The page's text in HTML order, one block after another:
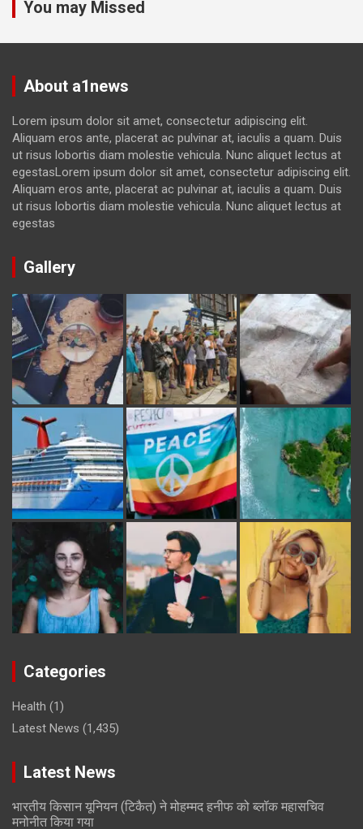
You may Missed
About a1news
Lorem ipsum dolor sit amet, consectetur adipiscing elit.
Aliquam eros ante, placerat ac pulvinar at, iaculis a quam. Duis
ut risus lobortis diam molestie vehicula. Nunc aliquet lectus at
egestasLorem ipsum dolor sit amet, consectetur adipiscing elit.
Aliquam eros ante, placerat ac pulvinar at, iaculis a quam. Duis
ut risus lobortis diam molestie vehicula. Nunc aliquet lectus at
egestas
Gallery
Categories
Health (1)
Latest News (1,435)
Latest News
भारतीय किसान यूनियन (टिकैत) ने मोहम्मद हनीफ को ब्लॉक महासचिव
मनोनीत किया गया